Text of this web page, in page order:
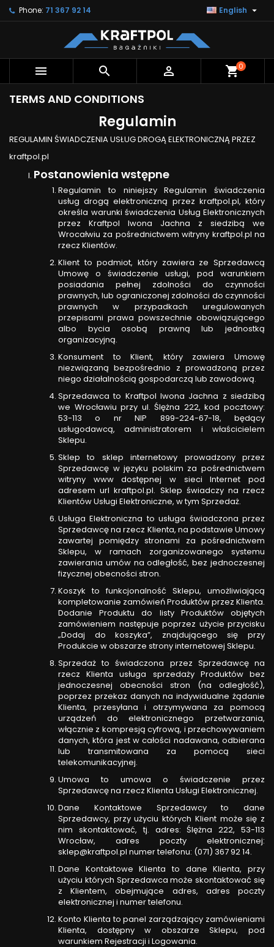
Phone: 71 367 92 14 English 
   shopping_cart0
TERMS AND CONDITIONS
Regulamin
REGULAMIN ŚWIADCZENIA USŁUG DROGĄ ELEKTRONICZNĄ PRZEZ
kraftpol.pl
Postanowienia wstępne
Regulamin to niniejszy Regulamin świadczenia
usług drogą elektroniczną przez kraftpol.pl, który
określa warunki świadczenia Usług Elektronicznych
przez Kraftpol Iwona Jachna z siedzibą we
Wrocałwiu za pośrednictwem witryny kraftpol.pl na
rzecz Klientów.
Klient to podmiot, który zawiera ze Sprzedawcą
Umowę o świadczenie usługi, pod warunkiem
posiadania pełnej zdolności do czynności
prawnych, lub ograniczonej zdolności do czynności
prawnych w przypadkach uregulowanych
przepisami prawa powszechnie obowiązującego
albo bycia osobą prawną lub jednostką
organizacyjną.
Konsument to Klient, który zawiera Umowę
niezwiązaną bezpośrednio z prowadzoną przez
niego działalnością gospodarczą lub zawodową.
Sprzedawca to Kraftpol Iwona Jachna z siedzibą
we Wrocławiu przy ul. Ślężna 222, kod pocztowy:
53-113 o nr NIP 899-224-67-18, będący
usługodawcą, administratorem i właścicielem
Sklepu.
Sklep to sklep internetowy prowadzony przez
Sprzedawcę w języku polskim za pośrednictwem
witryny www dostępnej w sieci Internet pod
adresem url kraftpol.pl. Sklep świadczy na rzecz
Klientów Usługi Elektroniczne, w tym Sprzedaż.
Usługa Elektroniczna to usługa świadczona przez
Sprzedawcę na rzecz Klienta, na podstawie Umowy
zawartej pomiędzy stronami za pośrednictwem
Sklepu, w ramach zorganizowanego systemu
zawierania umów na odległość, bez jednoczesnej
fizycznej obecności stron.
Koszyk to funkcjonalność Sklepu, umożliwiającą
kompletowanie zamówień Produktów przez Klienta.
Dodanie Produktu do listy Produktów objętych
zamówieniem następuje poprzez użycie przycisku
„Dodaj do koszyka”, znajdującego się przy
Produkcie w obszarze strony internetowej Sklepu.
Sprzedaż to świadczona przez Sprzedawcę na
rzecz Klienta usługa sprzedaży Produktów bez
jednoczesnej obecności stron (na odległość),
poprzez przekaz danych na indywidualne żądanie
Klienta, przesyłana i otrzymywana za pomocą
urządzeń do elektronicznego przetwarzania,
włącznie z kompresją cyfrową, i przechowywaniem
danych, która jest w całości nadawana, odbierana
lub transmitowana za pomocą sieci
telekomunikacyjnej.
Umowa to umowa o świadczenie przez
Sprzedawcę na rzecz Klienta Usługi Elektronicznej.
Dane Kontaktowe Sprzedawcy to dane
Sprzedawcy, przy użyciu których Klient może się z
nim skontaktować, tj. adres: Ślężna 222, 53-113
Wrocław, adres poczty elektronicznej:
sklep@kraftpol.pl numer telefonu: (071) 367 92 14.
Dane Kontaktowe Klienta to dane Klienta, przy
użyciu których Sprzedawca może skontaktować się
z Klientem, obejmujące adres, adres poczty
elektronicznej i numer telefonu.
Konto Klienta to panel zarządzający zamówieniami
Klienta, dostępny w obszarze Sklepu, pod
warunkiem Rejestracji i Logowania.